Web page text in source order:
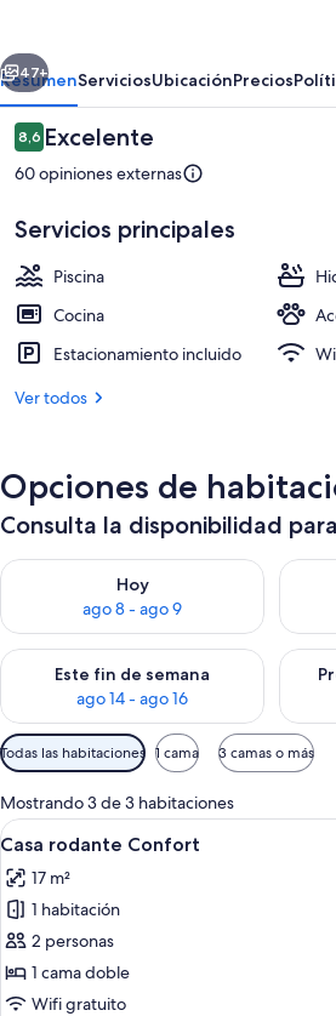
Siguiente
47+
ResumenServiciosUbicaciónPrecios
Opiniones
8,68,6 de 10
Excelente
60 opiniones externas
Servicios principales
Piscina
Cocina
Estacionamiento incluido
Ver todos
Opciones de
Consulta la disponibilidad
Hoy
ago 8 - ago 9
Consulta la disponibilidad para hoy
Este fin de semana
ago 14 - ago 16
Consulta la disponibilidad para este
Filtros
disponibles
para
las
habitaciones
Todas las habitaciones 1 cama 3 camas o más
Mostrando 3 de 3 habitaciones
Ver
todas
las
fotos
de
Casa
rodante
Un
5
Casa rodante Confort
17 m²
1 habitación
2 personas
1 cama doble
Wifi gratuito